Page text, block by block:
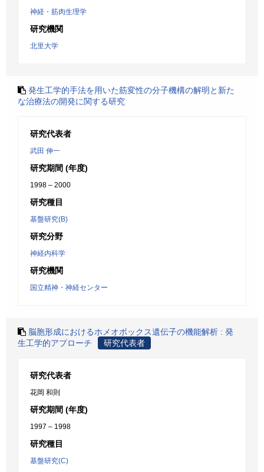
神経・筋肉生理学
研究機関
北里大学
発生工学的手法を用いた筋変性の分子機構の解明と新た
な治療法の開発に関する研究
研究代表者
武田 伸一
研究期間 (年度)
1998 – 2000
研究種目
基盤研究(B)
研究分野
神経内科学
研究機関
国立精神・神経センター
脳胞形成におけるホメオボックス遺伝子の機能解析 : 発
生工学的アプローチ
研究代表者
研究代表者
花岡 和則
研究期間 (年度)
1997 – 1998
研究種目
基盤研究(C)